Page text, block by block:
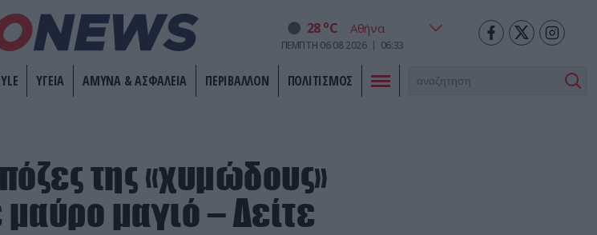
28 oC
ΠΕΜΠΤΗ 06 08 2026 06:33
ΥΓΕΙΑ ΑΜΥΝΑ & ΑΣΦΑΛΕΙΑ ΠΕΡΙΒΑΛΛΟΝ ΠΟΛΙΤΙΣΜΟΣ
της «χυμώδους»
μαγιό – Δείτε